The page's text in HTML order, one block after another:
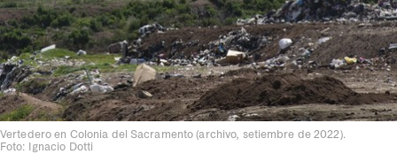
Vertedero en Colonia del Sacramento (archivo, setiembre de 2022).
Foto: Ignacio Dotti